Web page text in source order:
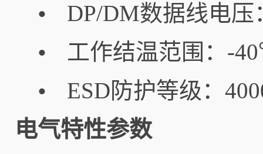
• DP/DM数据线电压
• 工作结温范围：-
• ESD防护等级：
电气特性参数